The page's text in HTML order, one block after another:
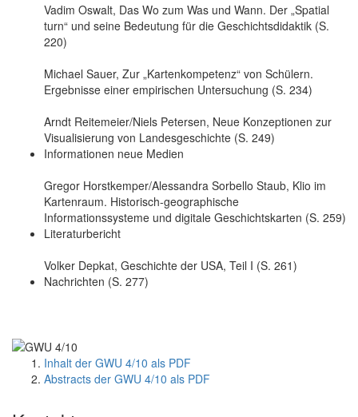
Vadim Oswalt, Das Wo zum Was und Wann. Der „Spatial
turn“ und seine Bedeutung für die Geschichtsdidaktik (S.
220)
Michael Sauer, Zur „Kartenkompetenz“ von Schülern.
Ergebnisse einer empirischen Untersuchung (S. 234)
Arndt Reitemeier/Niels Petersen, Neue Konzeptionen zur
Visualisierung von Landesgeschichte (S. 249)
Informationen neue Medien
Gregor Horstkemper/Alessandra Sorbello Staub, Klio im
Kartenraum. Historisch-geographische
Informationssysteme und digitale Geschichtskarten (S. 259)
Literaturbericht
Volker Depkat, Geschichte der USA, Teil I (S. 261)
Nachrichten (S. 277)
Inhalt der GWU 4/10 als PDF
Abstracts der GWU 4/10 als PDF